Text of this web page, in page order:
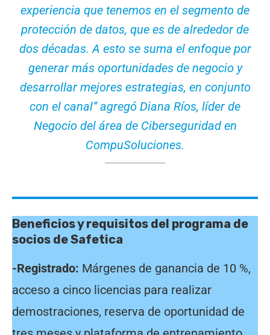
experiencia que tenemos en el segmento de
protección de datos, que es de alrededor de
dos décadas. A esto se suma el enfoque por
generar más oportunidades de negocio y
desarrollar mejores estrategias, en conjunto
con el canal” agregó Diana Ríos, líder de
Negocio del área de Ciberseguridad en
CompuSoluciones.
Beneficios y requisitos del programa de
socios de Safetica
-Registrado: Márgenes de ganancia de 10 %,
acceso a cinco licencias para realizar
demostraciones, reserva de oportunidad de